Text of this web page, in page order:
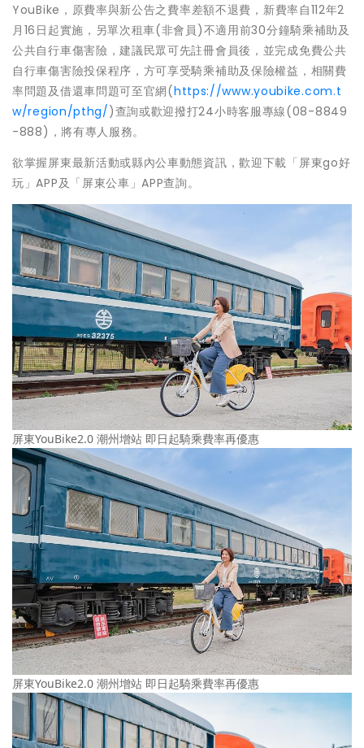
YouBike，原費率與新公告之費率差額不退費，新費率自112年2
月16日起實施，另單次租車(非會員)不適用前30分鐘騎乘補助及
公共自行車傷害險，建議民眾可先註冊會員後，並完成免費公共
自行車傷害險投保程序，方可享受騎乘補助及保險權益，相關費
率問題及借還車問題可至官網(https://www.youbike.com.t
w/region/pthg/)查詢或歡迎撥打24小時客服專線(08-8849
-888)，將有專人服務。
欲掌握屏東最新活動或縣內公車動態資訊，歡迎下載「屏東go好
玩」APP及「屏東公車」APP查詢。
屏東YouBike2.0 潮州增站 即日起騎乘費率再優惠
屏東YouBike2.0 潮州增站 即日起騎乘費率再優惠